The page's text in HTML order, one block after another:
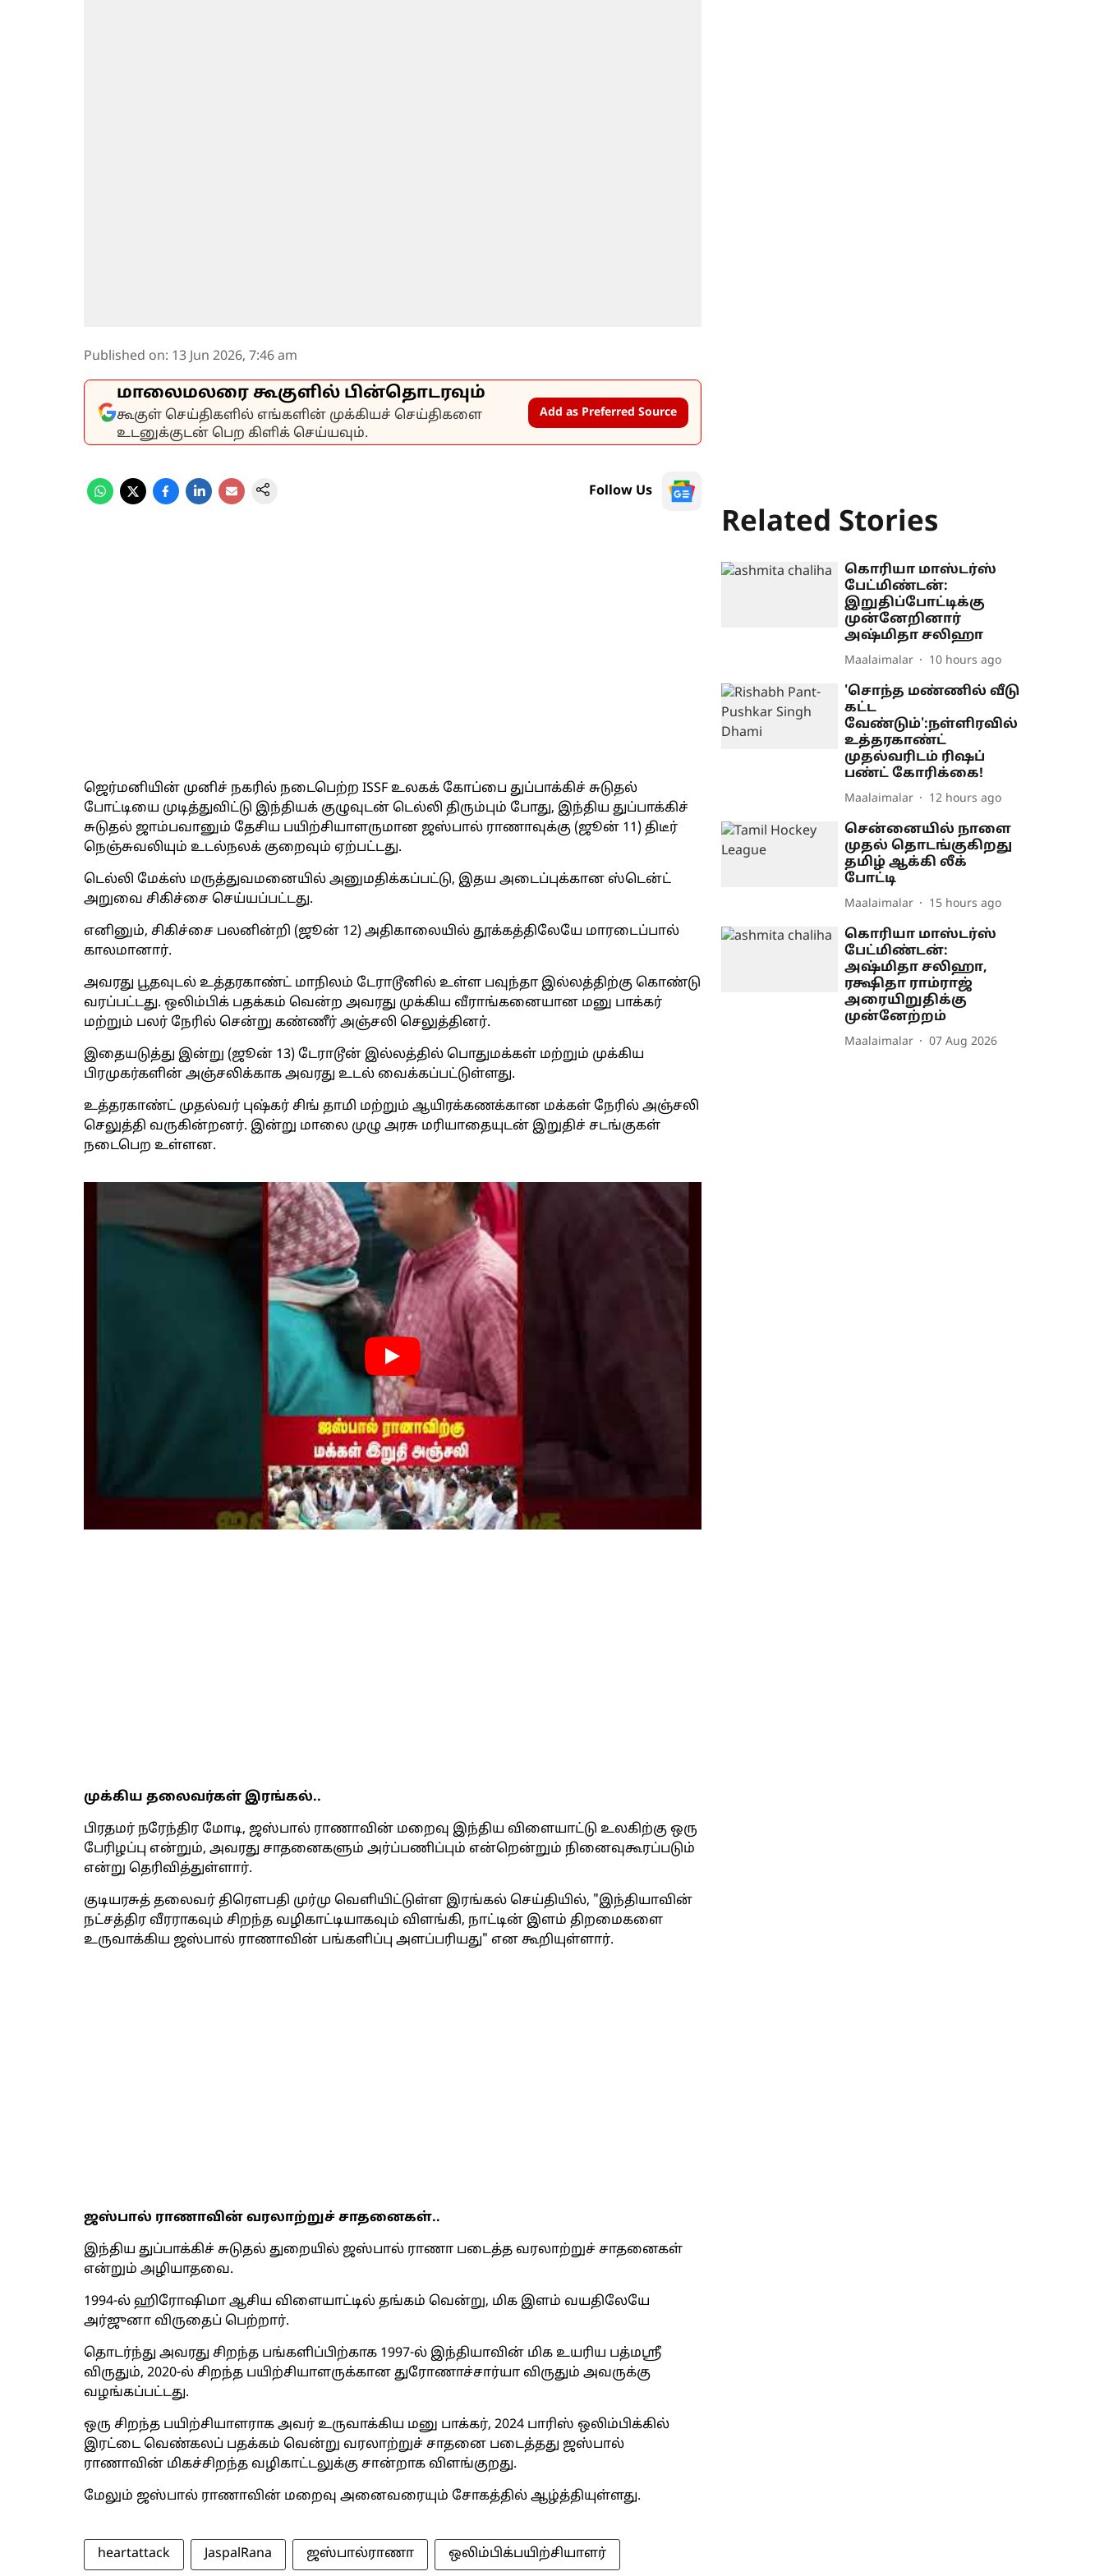
Published on: 13 Jun 2026, 7:46 am
மாலைமலரை கூகுளில் பின்தொடரவும்
கூகுள் செய்திகளில் எங்களின் முக்கியச் செய்திகளை
உடனுக்குடன் பெற கிளிக் செய்யவும்.
Add as Preferred Source
Follow Us
ஜெர்மனியின் முனிச் நகரில் நடைபெற்ற ISSF உலகக் கோப்பை துப்பாக்கிச் சுடுதல்
போட்டியை முடித்துவிட்டு இந்தியக் குழுவுடன் டெல்லி திரும்பும் போது, இந்திய துப்பாக்கிச்
சுடுதல் ஜாம்பவானும் தேசிய பயிற்சியாளருமான ஜஸ்பால் ராணாவுக்கு (ஜூன் 11) திடீர்
நெஞ்சுவலியும் உடல்நலக் குறைவும் ஏற்பட்டது.
டெல்லி மேக்ஸ் மருத்துவமனையில் அனுமதிக்கப்பட்டு, இதய அடைப்புக்கான ஸ்டென்ட்
அறுவை சிகிச்சை செய்யப்பட்டது.
எனினும், சிகிச்சை பலனின்றி (ஜூன் 12) அதிகாலையில் தூக்கத்திலேயே மாரடைப்பால்
காலமானார்.
அவரது பூதவுடல் உத்தரகாண்ட் மாநிலம் டேராடூனில் உள்ள பவுந்தா இல்லத்திற்கு கொண்டு
வரப்பட்டது. ஒலிம்பிக் பதக்கம் வென்ற அவரது முக்கிய வீராங்கனையான மனு பாக்கர்
மற்றும் பலர் நேரில் சென்று கண்ணீர் அஞ்சலி செலுத்தினர்.
இதையடுத்து இன்று (ஜூன் 13) டேராடூன் இல்லத்தில் பொதுமக்கள் மற்றும் முக்கிய
பிரமுகர்களின் அஞ்சலிக்காக அவரது உடல் வைக்கப்பட்டுள்ளது.
உத்தரகாண்ட் முதல்வர் புஷ்கர் சிங் தாமி மற்றும் ஆயிரக்கணக்கான மக்கள் நேரில் அஞ்சலி
செலுத்தி வருகின்றனர். இன்று மாலை முழு அரசு மரியாதையுடன் இறுதிச் சடங்குகள்
நடைபெற உள்ளன.
முக்கிய தலைவர்கள் இரங்கல்..
பிரதமர் நரேந்திர மோடி, ஜஸ்பால் ராணாவின் மறைவு இந்திய விளையாட்டு உலகிற்கு ஒரு
பேரிழப்பு என்றும், அவரது சாதனைகளும் அர்ப்பணிப்பும் என்றென்றும் நினைவுகூரப்படும்
என்று தெரிவித்துள்ளார்.
குடியரசுத் தலைவர் திரௌபதி முர்மு வெளியிட்டுள்ள இரங்கல் செய்தியில், "இந்தியாவின்
நட்சத்திர வீரராகவும் சிறந்த வழிகாட்டியாகவும் விளங்கி, நாட்டின் இளம் திறமைகளை
உருவாக்கிய ஜஸ்பால் ராணாவின் பங்களிப்பு அளப்பரியது" என கூறியுள்ளார்.
ஜஸ்பால் ராணாவின் வரலாற்றுச் சாதனைகள்..
இந்திய துப்பாக்கிச் சுடுதல் துறையில் ஜஸ்பால் ராணா படைத்த வரலாற்றுச் சாதனைகள்
என்றும் அழியாதவை.
1994-ல் ஹிரோஷிமா ஆசிய விளையாட்டில் தங்கம் வென்று, மிக இளம் வயதிலேயே
அர்ஜுனா விருதைப் பெற்றார்.
தொடர்ந்து அவரது சிறந்த பங்களிப்பிற்காக 1997-ல் இந்தியாவின் மிக உயரிய பத்மஸ்ரீ
விருதும், 2020-ல் சிறந்த பயிற்சியாளருக்கான துரோணாச்சார்யா விருதும் அவருக்கு
வழங்கப்பட்டது.
ஒரு சிறந்த பயிற்சியாளராக அவர் உருவாக்கிய மனு பாக்கர், 2024 பாரிஸ் ஒலிம்பிக்கில்
இரட்டை வெண்கலப் பதக்கம் வென்று வரலாற்றுச் சாதனை படைத்தது ஜஸ்பால்
ராணாவின் மிகச்சிறந்த வழிகாட்டலுக்கு சான்றாக விளங்குறது.
மேலும் ஜஸ்பால் ராணாவின் மறைவு அனைவரையும் சோகத்தில் ஆழ்த்தியுள்ளது.
heartattack JaspalRana ஜஸ்பால்ராணா ஒலிம்பிக்பயிற்சியாளர்
Related Stories
கொரியா மாஸ்டர்ஸ்
பேட்மிண்டன்:
இறுதிப்போட்டிக்கு
முன்னேறினார்
அஷ்மிதா சலிஹா
Maalaimalar 10 hours ago
'சொந்த மண்ணில் வீடு
கட்ட
வேண்டும்':நள்ளிரவில்
உத்தரகாண்ட்
முதல்வரிடம் ரிஷப்
பண்ட் கோரிக்கை!
Maalaimalar 12 hours ago
சென்னையில் நாளை
முதல் தொடங்குகிறது
தமிழ் ஆக்கி லீக்
போட்டி
Maalaimalar 15 hours ago
கொரியா மாஸ்டர்ஸ்
பேட்மிண்டன்:
அஷ்மிதா சலிஹா,
ரக்ஷிதா ராம்ராஜ்
அரையிறுதிக்கு
முன்னேற்றம்
Maalaimalar 07 Aug 2026